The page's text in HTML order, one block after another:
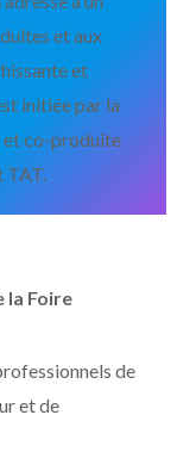
et aux
et
initiée par la
et co-produite
TAT.
la Foire
de
et de